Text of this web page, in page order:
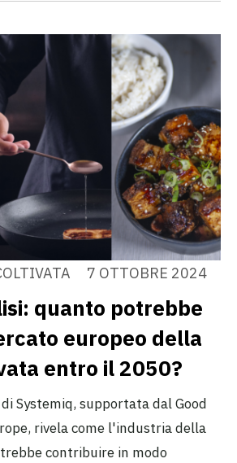
7 OTTOBRE 2024
quanto potrebbe
europeo della
entro il 2050?
Systemiq, supportata dal Good
rivela come l'industria della
contribuire in modo